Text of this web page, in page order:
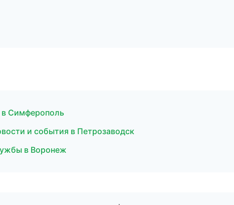
в Симферополь
и события в Петрозаводск
в Воронеж